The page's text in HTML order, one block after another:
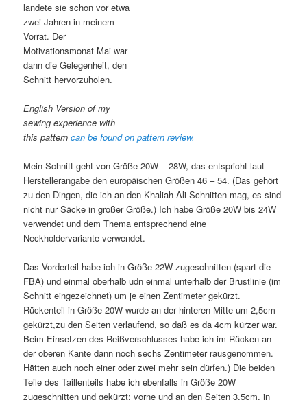
landete sie schon vor etwa
zwei Jahren in meinem
Vorrat. Der
Motivationsmonat Mai war
dann die Gelegenheit, den
Schnitt hervorzuholen.
English Version of my
sewing experience with
this patterncan be found on pattern review.
Mein Schnitt geht von Größe 20W – 28W, das entspricht laut
Herstellerangabe den europäischen Größen 46 – 54. (Das gehört
zu den Dingen, die ich an den Khaliah Ali Schnitten mag, es sind
nicht nur Säcke in großer Größe.) Ich habe Größe 20W bis 24W
verwendet und dem Thema entsprechend eine
Neckholdervariante verwendet.
Das Vorderteil habe ich in Größe 22W zugeschnitten (spart die
FBA) und einmal oberhalb udn einmal unterhalb der Brustlinie (im
Schnitt eingezeichnet) um je einen Zentimeter gekürzt.
Rückenteil in Größe 20W wurde an der hinteren Mitte um 2,5cm
gekürzt,zu den Seiten verlaufend, so daß es da 4cm kürzer war.
Beim Einsetzen des Reißverschlusses habe ich im Rücken an
der oberen Kante dann noch sechs Zentimeter rausgenommen.
Hätten auch noch einer oder zwei mehr sein dürfen.) Die beiden
Teile des Taillenteils habe ich ebenfalls in Größe 20W
zugeschnitten und gekürzt: vorne und an den Seiten 3,5cm, in